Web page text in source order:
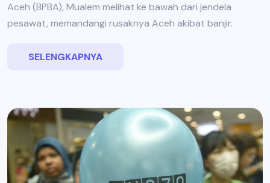
Aceh (BPBA), Mualem melihat ke bawah dari jendela
pesawat, memandangi rusaknya Aceh akibat banjir.
SELENGKAPNYA